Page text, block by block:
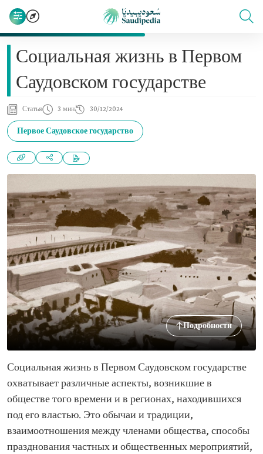
Социальная жизнь в Первом
Саудовском государстве
Статья 3 мин 30/12/2024
Первое Саудовское государство
Подробности
Социальная жизнь в Первом Саудовском государстве
охватывает различные аспекты, возникшие в
обществе того времени и в регионах, находившихся
под его властью. Это обычаи и традиции,
взаимоотношения между членами общества, способы
празднования частных и общественных мероприятий,